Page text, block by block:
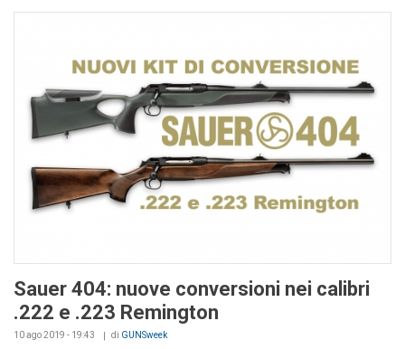
Sauer 404: nuove conversioni nei calibri
.222 e .223 Remington
10 ago 2019 - 19:43 di GUNSweek